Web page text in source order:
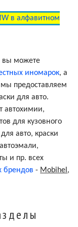
в алфавитном
вы можете
иномарок, а
предоставляем
для авто.
автохимии,
для кузовного
авто, краски
и пр. всех
брендов - Mobihel ,